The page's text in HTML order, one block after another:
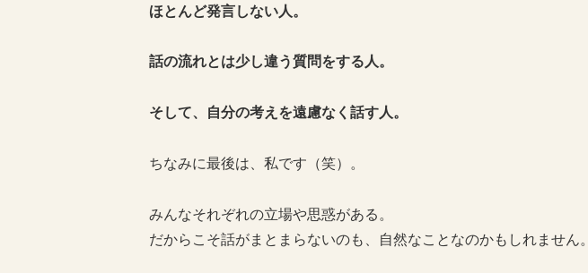
ほとんど発言しない人。
話の流れとは少し違う質問をする人。
そして、自分の考えを遠慮なく話す人。
ちなみに最後は、私です（笑）。
みんなそれぞれの立場や思惑がある。
だからこそ話がまとまらないのも、自然なことなのかもしれません。